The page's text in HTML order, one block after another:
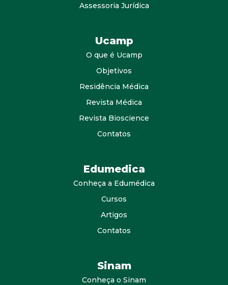
Assessoria Jurídica
Ucamp
O que é Ucamp
Objetivos
Residência Médica
Revista Médica
Revista Bioscience
Contatos
Edumedica
Conheça a Edumédica
Cursos
Artigos
Contatos
Sinam
Conheça o Sinam